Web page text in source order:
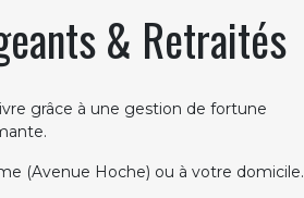
& Retraités
grâce à une gestion de fortune
(Avenue Hoche) ou à votre domicile.